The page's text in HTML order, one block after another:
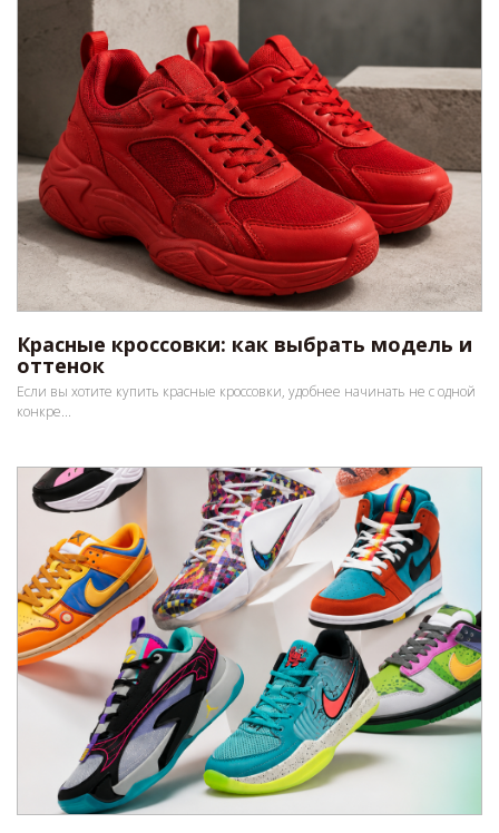
Красные кроссовки: как выбрать модель и
оттенок
Если вы хотите купить красные кроссовки, удобнее начинать не с одной
конкре...